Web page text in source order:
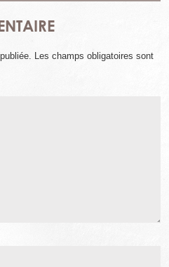
Les champs obligatoires sont